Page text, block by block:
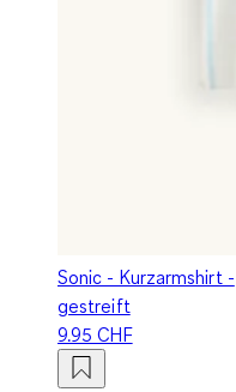
Sonic - Kurzarmshirt -
gestreift
9.95 CHF